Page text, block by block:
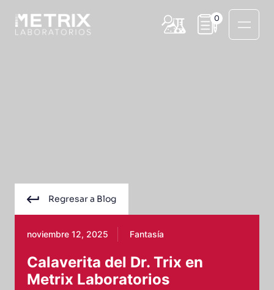
0
Regresar a Blog
noviembre 12, 2025 Fantasía
Calaverita del Dr. Trix en
Metrix Laboratorios